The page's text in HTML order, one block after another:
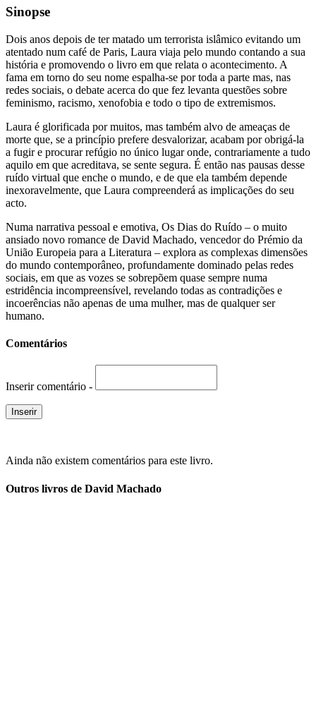
Sinopse
Dois anos depois de ter matado um terrorista islâmico evitando um
atentado num café de Paris, Laura viaja pelo mundo contando a sua
história e promovendo o livro em que relata o acontecimento. A
fama em torno do seu nome espalha-se por toda a parte mas, nas
redes sociais, o debate acerca do que fez levanta questões sobre
feminismo, racismo, xenofobia e todo o tipo de extremismos.
Laura é glorificada por muitos, mas também alvo de ameaças de
morte que, se a princípio prefere desvalorizar, acabam por obrigá-la
a fugir e procurar refúgio no único lugar onde, contrariamente a tudo
aquilo em que acreditava, se sente segura. É então nas pausas desse
ruído virtual que enche o mundo, e de que ela também depende
inexoravelmente, que Laura compreenderá as implicações do seu
acto.
Numa narrativa pessoal e emotiva, Os Dias do Ruído – o muito
ansiado novo romance de David Machado, vencedor do Prémio da
União Europeia para a Literatura – explora as complexas dimensões
do mundo contemporâneo, profundamente dominado pelas redes
sociais, em que as vozes se sobrepõem quase sempre numa
estridência incompreensível, revelando todas as contradições e
incoerências não apenas de uma mulher, mas de qualquer ser
humano.
Comentários
Inserir comentário -
Ainda não existem comentários para este livro.
Outros livros de David Machado